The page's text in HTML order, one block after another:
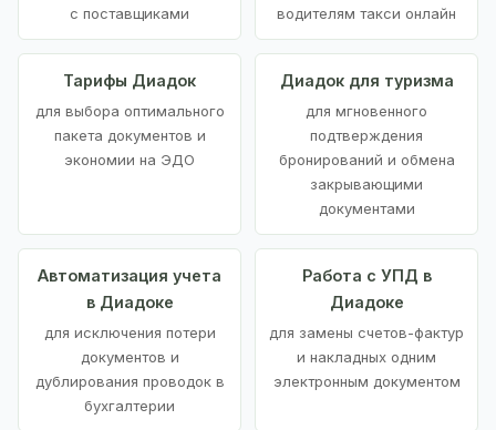
с поставщиками
водителям такси онлайн
Тарифы Диадок
для выбора оптимального
пакета документов и
экономии на ЭДО
Диадок для туризма
для мгновенного
подтверждения
бронирований и обмена
закрывающими
документами
Автоматизация учета
в Диадоке
для исключения потери
документов и
дублирования проводок в
бухгалтерии
Работа с УПД в
Диадоке
для замены счетов-фактур
и накладных одним
электронным документом